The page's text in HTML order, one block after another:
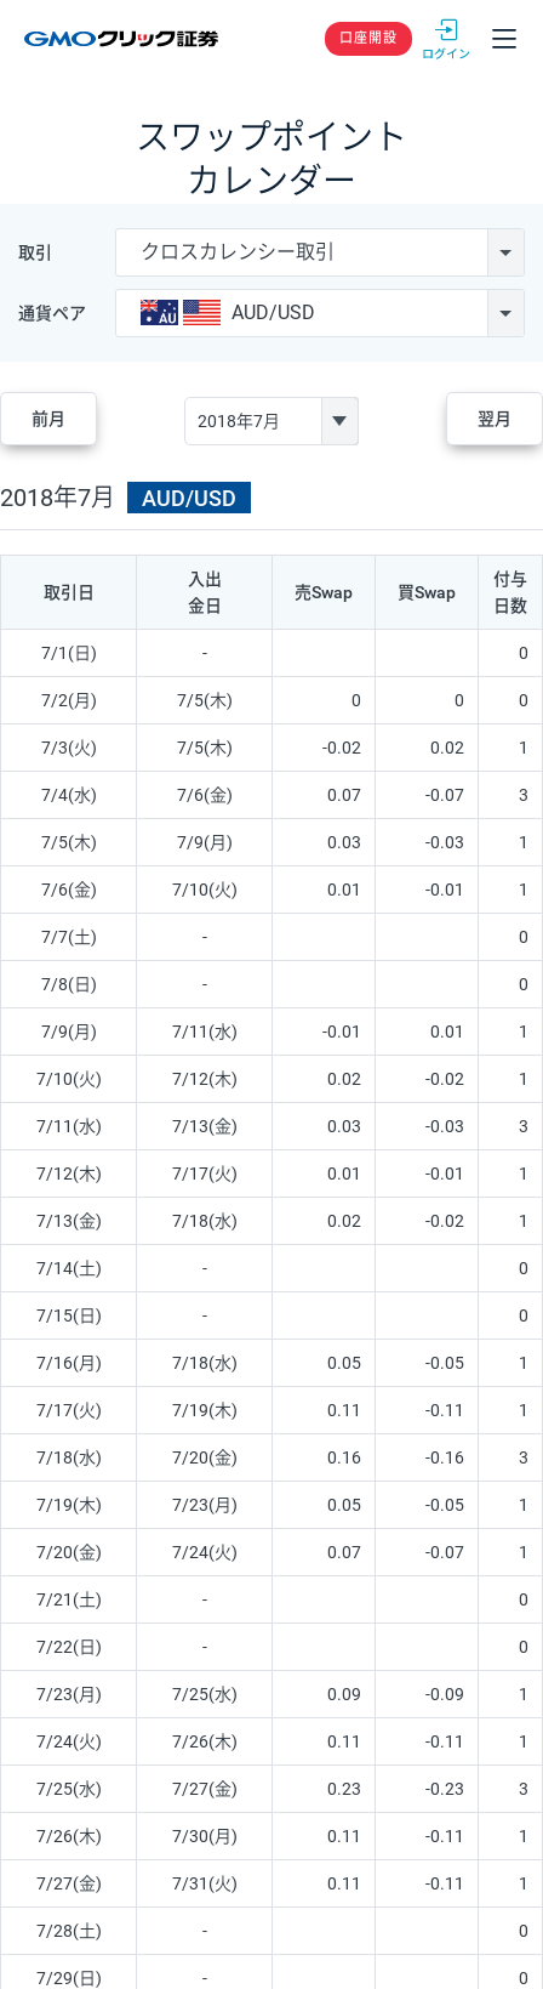
GMOクリック
口座開設
スワップポイント
カレンダー
取引 クロスカレンシー取引
通貨ペア AUD/USD
前月 翌月
2018年7月 AUD/USD
取引日
入出
金日
売Swap 買Swap
付与
日数
7/1(日) - 0
7/2(月) 7/5(木) 0 0 0
7/3(火) 7/5(木) -0.02 0.02 1
7/4(水) 7/6(金) 0.07 -0.07 3
7/5(木) 7/9(月) 0.03 -0.03 1
7/6(金) 7/10(火) 0.01 -0.01 1
7/7(土) - 0
7/8(日) - 0
7/9(月) 7/11(水) -0.01 0.01 1
7/10(火) 7/12(木) 0.02 -0.02 1
7/11(水) 7/13(金) 0.03 -0.03 3
7/12(木) 7/17(火) 0.01 -0.01 1
7/13(金) 7/18(水) 0.02 -0.02 1
7/14(土) - 0
7/15(日) - 0
7/16(月) 7/18(水) 0.05 -0.05 1
7/17(火) 7/19(木) 0.11 -0.11 1
7/18(水) 7/20(金) 0.16 -0.16 3
7/19(木) 7/23(月) 0.05 -0.05 1
7/20(金) 7/24(火) 0.07 -0.07 1
7/21(土) - 0
7/22(日) - 0
7/23(月) 7/25(水) 0.09 -0.09 1
7/24(火) 7/26(木) 0.11 -0.11 1
7/25(水) 7/27(金) 0.23 -0.23 3
7/26(木) 7/30(月) 0.11 -0.11 1
7/27(金) 7/31(火) 0.11 -0.11 1
7/28(土) - 0
7/29(日) - 0